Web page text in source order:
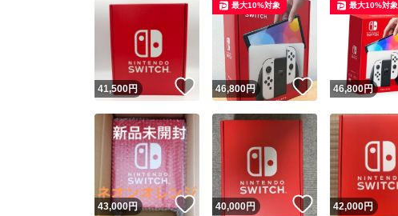
41,500円 いいね！
46,800円 いいね！
最大10%対象
46,800円
最大10%対象
43,000円 いいね！
40,000円 いいね！
42,000円